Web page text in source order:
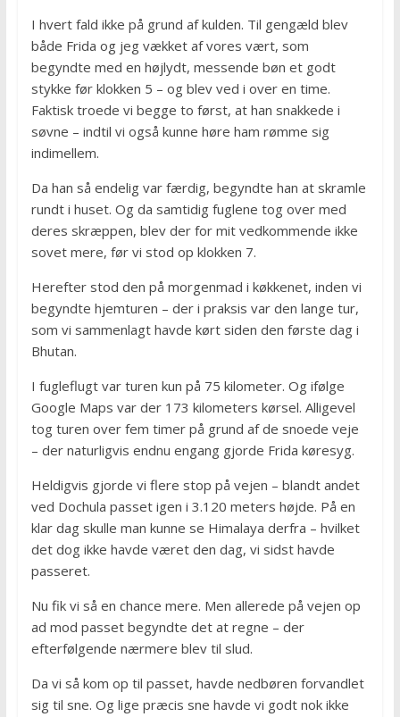
I hvert fald ikke på grund af kulden. Til gengæld blev
både Frida og jeg vækket af vores vært, som
begyndte med en højlydt, messende bøn et godt
stykke før klokken 5 – og blev ved i over en time.
Faktisk troede vi begge to først, at han snakkede i
søvne – indtil vi også kunne høre ham rømme sig
indimellem.
Da han så endelig var færdig, begyndte han at skramle
rundt i huset. Og da samtidig fuglene tog over med
deres skræppen, blev der for mit vedkommende ikke
sovet mere, før vi stod op klokken 7.
Herefter stod den på morgenmad i køkkenet, inden vi
begyndte hjemturen – der i praksis var den lange tur,
som vi sammenlagt havde kørt siden den første dag i
Bhutan.
I fugleflugt var turen kun på 75 kilometer. Og ifølge
Google Maps var der 173 kilometers kørsel. Alligevel
tog turen over fem timer på grund af de snoede veje
– der naturligvis endnu engang gjorde Frida køresyg.
Heldigvis gjorde vi flere stop på vejen – blandt andet
ved Dochula passet igen i 3.120 meters højde. På en
klar dag skulle man kunne se Himalaya derfra – hvilket
det dog ikke havde været den dag, vi sidst havde
passeret.
Nu fik vi så en chance mere. Men allerede på vejen op
ad mod passet begyndte det at regne – der
efterfølgende nærmere blev til slud.
Da vi så kom op til passet, havde nedbøren forvandlet
sig til sne. Og lige præcis sne havde vi godt nok ikke